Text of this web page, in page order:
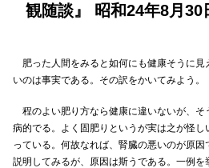
観随談』 昭和24年8月30
肥った人間をみると如何にも健康そうに見
いのは事実である。その訳をかいてみよう。
程のよい肥り方なら健康に違いないが、そ
病的でる。よく固肥りというが実は之が怪
っている。何故なれば、腎臓の悪いのが原因
説明してみるが、原因は斯うである。一例